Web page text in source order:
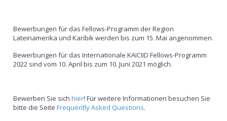
Bewerbungen für das Fellows-Programm der Region
Lateinamerika und Karibik werden bis zum 15. Mai angenommen.
Bewerbungen für das Internationale KAICIID Fellows-Programm
2022 sind vom 10. April bis zum 10. Juni 2021 möglich.
Bewerben Sie sichhier! Für weitere Informationen besuchen Sie
bitte die SeiteFrequently Asked Questions.